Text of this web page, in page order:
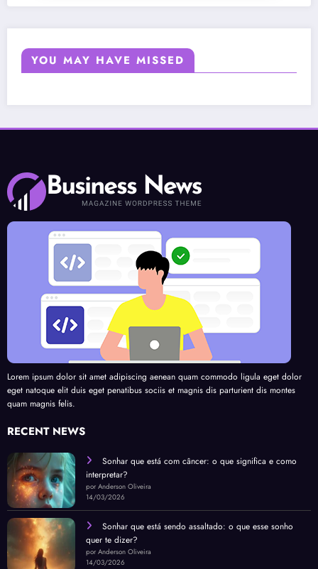
YOU MAY HAVE MISSED
Lorem ipsum dolor sit amet adipiscing aenean quam commodo ligula eget dolor
eget natoque elit duis eget penatibus sociis et magnis dis parturient dis montes
quam magnis felis.
RECENT NEWS
Sonhar que está com câncer: o que significa e como
interpretar?
por Anderson Oliveira
14/03/2026
Sonhar que está sendo assaltado: o que esse sonho
quer te dizer?
por Anderson Oliveira
14/03/2026